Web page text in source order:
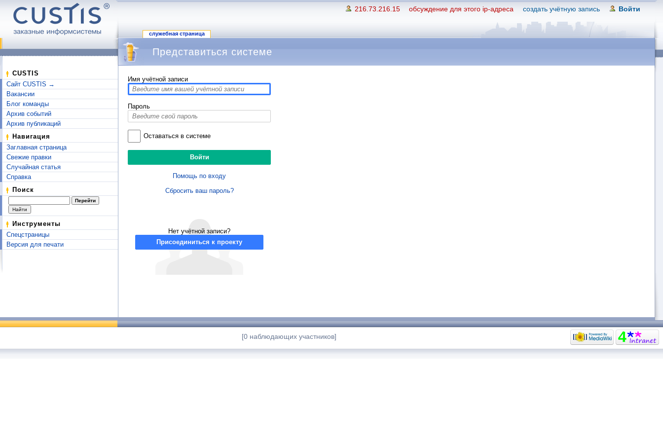
216.73.216.15 обсуждение для этого ip-адреса создать учётную запись Войти
служебная страница
CUSTIS
Сайт CUSTIS →
Вакансии
Блог команды
Архив событий
Архив публикаций
Навигация
Заглавная страница
Свежие правки
Случайная статья
Справка
Поиск
Инструменты
Спецстраницы
Версия для печати
Представиться системе
Имя учётной записи
Пароль
Оставаться в системе
Помощь по входу
Сбросить ваш пароль?
Нет учётной записи?
Присоединиться к проекту
[0 наблюдающих участников]